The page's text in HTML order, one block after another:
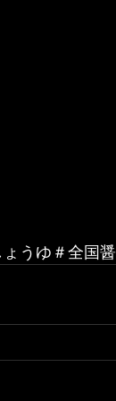
うゆ＃全国